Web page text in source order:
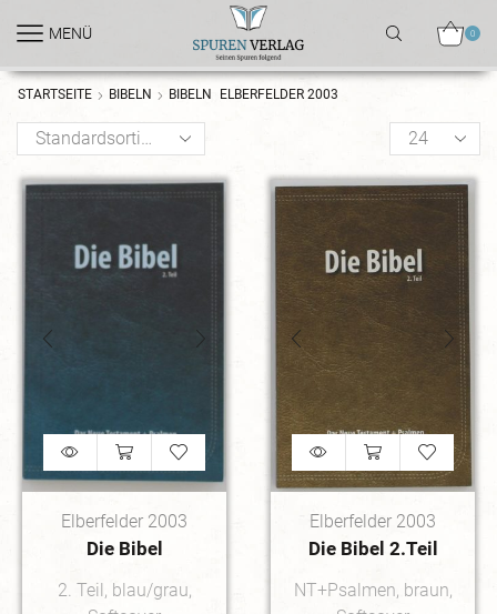
MENÜ 0
STARTSEITE BIBELN BIBELN ELBERFELDER 2003
Elberfelder 2003
Die Bibel
2. Teil, blau/grau,
Elberfelder 2003
Die Bibel 2.Teil
NT+Psalmen, braun,